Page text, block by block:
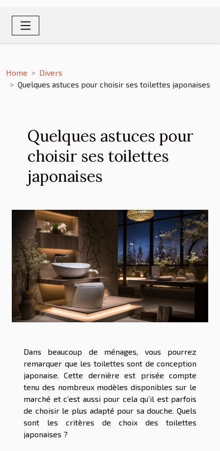
Home
Divers
Quelques astuces pour choisir ses toilettes japonaises
Quelques astuces pour
choisir ses toilettes
japonaises
Dans beaucoup de ménages, vous pourrez
remarquer que les toilettes sont de conception
japonaise. Cette dernière est prisée compte
tenu des nombreux modèles disponibles sur le
marché et c’est aussi pour cela qu’il est parfois
de choisir le plus adapté pour sa douche. Quels
sont les critères de choix des toilettes
japonaises ?